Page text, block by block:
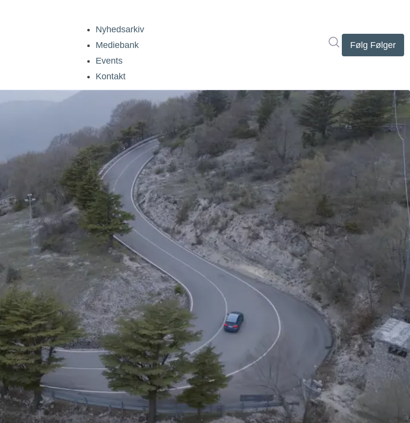
Nyhedsarkiv
Mediebank
Events
Kontakt
Følg Følger